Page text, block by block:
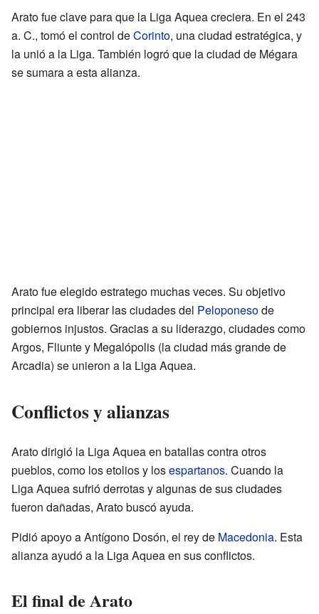
Arato fue clave para que la Liga Aquea creciera. En el 243
a. C., tomó el control deCorinto, una ciudad estratégica, y
la unió a la Liga. También logró que la ciudad de Mégara
se sumara a esta alianza.
Arato fue elegido estratego muchas veces. Su objetivo
principal era liberar las ciudades del Peloponesode
gobiernos injustos. Gracias a su liderazgo, ciudades como
Argos, Fliunte y Megalópolis (la ciudad más grande de
Arcadia) se unieron a la Liga Aquea.
Conflictos y alianzas
Arato dirigió la Liga Aquea en batallas contra otros
pueblos, como los etolios y losespartanos. Cuando la
Liga Aquea sufrió derrotas y algunas de sus ciudades
fueron dañadas, Arato buscó ayuda.
Pidió apoyo a Antígono Dosón, el rey de Macedonia. Esta
alianza ayudó a la Liga Aquea en sus conflictos.
El final de Arato